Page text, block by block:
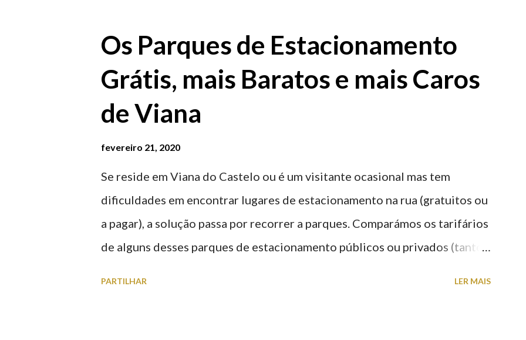
Os Parques de Estacionamento
Grátis, mais Baratos e mais Caros
de Viana
fevereiro 21, 2020
Se reside em Viana do Castelo ou é um visitante ocasional mas tem
dificuldades em encontrar lugares de estacionamento na rua (gratuitos ou
a pagar), a solução passa por recorrer a parques. Comparámos os tarifários
de alguns desses parques de estacionamento públicos ou privados (tanto
PARTILHAR LER MAIS